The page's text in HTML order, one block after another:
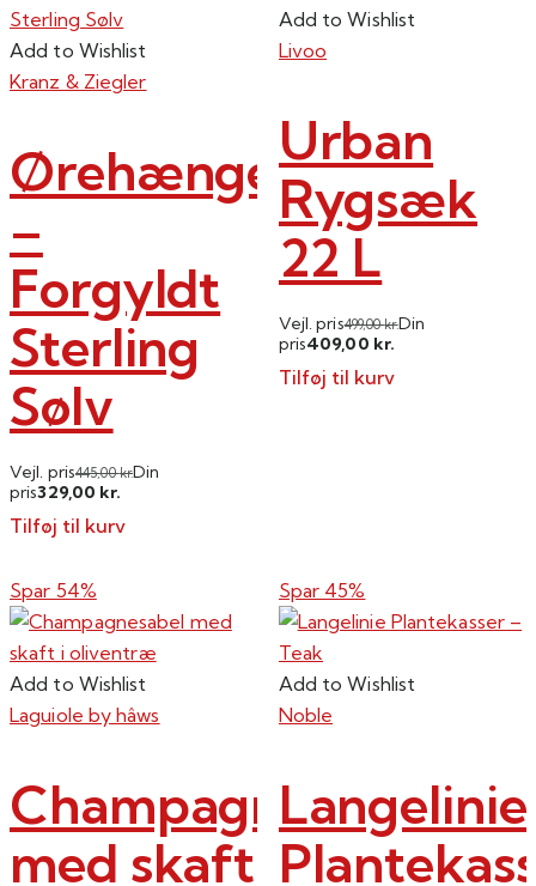
Add to Wishlist
Kranz & Ziegler
Ørehænger
–
Forgyldt
Sterling
Sølv
Vejl. pris445,00kr.Din
pris329,00 kr.
Tilføj til kurv
Add to Wishlist
Livoo
Urban
Rygsæk
22 L
Vejl. pris499,00kr.Din
pris409,00 kr.
Tilføj til kurv
Spar 54%
Add to Wishlist
Laguiole by hâws
Champagnesabel
med skaft
Spar 45%
Add to Wishlist
Noble
Langelinie